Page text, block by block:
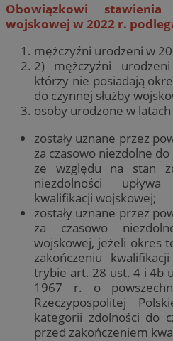
Obowiązkowi
wojskowej w 2022 r.
mężczyźni urodzeni w
2) mężczyźni
którzy nie posiadają
do czynnej służby
osoby urodzone w
zostały uznane przez
za czasowo niezdolne
ze względu na stan
niezdolności
kwalifikacji wojskowej;
zostały uznane przez
za czasowo
wojskowej, jeżeli okres
zakończeniu
trybie art. 28 ust. 4 i 4b
1967 r. o
Rzeczypospolitej
kategorii zdolności do
przed zakończeniem